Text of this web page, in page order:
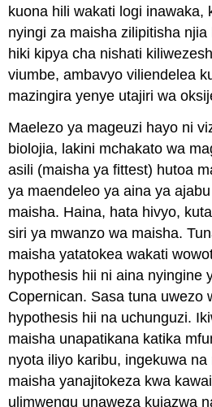
kuona hili wakati logi inawaka,
nyingi za maisha zilipitisha
hiki kipya cha nishati
viumbe, ambavyo viliendelea
mazingira yenye utajiri wa
Maelezo ya mageuzi hayo ni
biolojia, lakini mchakato wa
asili (maisha ya fittest) hutoa
ya maendeleo ya aina ya
maisha. Haina, hata hivyo,
siri ya mwanzo wa maisha.
maisha yatatokea wakati
hypothesis hii ni aina nyingine
Copernican. Sasa tuna uwezo
hypothesis hii na uchunguzi.
maisha unapatikana katika
nyota iliyo karibu, ingekuwa
maisha yanajitokeza kwa
ulimwengu unaweza kujazwa